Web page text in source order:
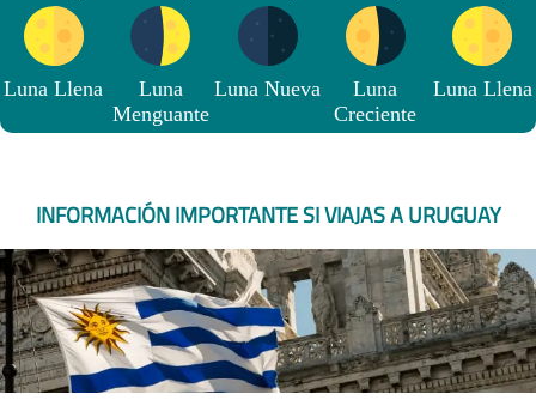
Luna Llena
Luna
Menguante
Luna Nueva
Luna
Creciente
Luna Llena
INFORMACIÓN IMPORTANTE SI VIAJAS A URUGUAY